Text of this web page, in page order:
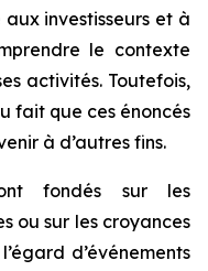
investisseurs et à
le contexte
activités. Toutefois,
fait que ces énoncés
à d’autres fins.
fondés sur les
ou sur les croyances
d’événements